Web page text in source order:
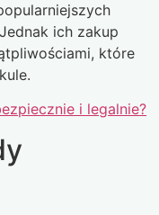
ich zakup
które
i legalnie?